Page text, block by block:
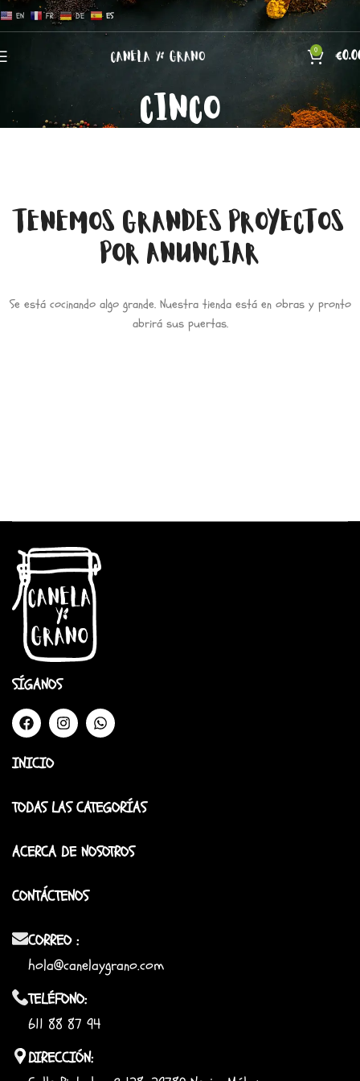
EN FR DE ES
0 €
CINCO
TENEMOS GRANDES PROYECTOS
POR ANUNCIAR
Se está cocinando algo grande. Nuestra tienda está en obras y pronto
abrirá sus puertas.
SÍGANOS
INICIO
TODAS LAS CATEGORÍAS
ACERCA DE NOSOTROS
CONTÁCTENOS
CORREO :
hola@canelaygrano.com
TELÉFONO:
611 88 87 94
DIRECCIÓN: